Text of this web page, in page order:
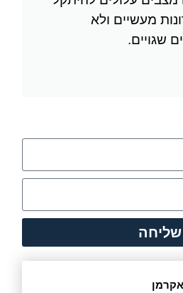
מעשיים ולא
שגויים.
שליחה